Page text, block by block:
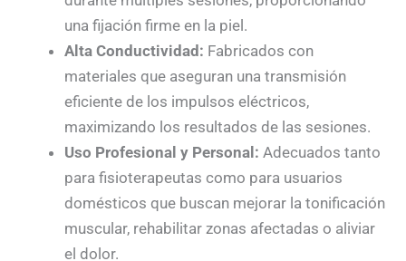
una fijación firme en la piel.
Alta Conductividad: Fabricados con
materiales que aseguran una transmisión
eficiente de los impulsos eléctricos,
maximizando los resultados de las sesiones.
Uso Profesional y Personal: Adecuados tanto
para fisioterapeutas como para usuarios
domésticos que buscan mejorar la tonificación
muscular, rehabilitar zonas afectadas o aliviar
el dolor.